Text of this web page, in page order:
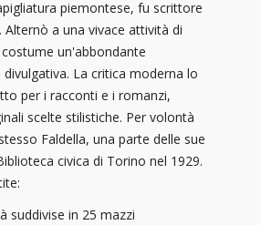
piemontese, fu scrittore
a una vivace attività di
un'abbondante
La critica moderna lo
per i racconti e i romanzi,
scelte stilistiche. Per volontà
Faldella, una parte delle sue
civica di Torino nel 1929.
suddivise in 25 mazzi